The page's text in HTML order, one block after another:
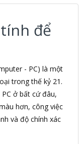
để
- PC) là một
trong thế kỷ 21.
ở bất cứ đâu,
hơn, công việc
và độ chính xác